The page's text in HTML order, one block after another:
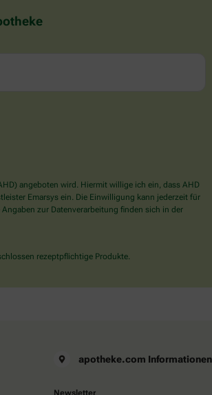
angeboten wird. Hiermit willige ich ein, dass AHD
Emarsys ein. Die Einwilligung kann jederzeit für
zur Datenverarbeitung finden sich in der
rezeptpflichtige Produkte.
apotheke.com Informationen
Newsletter